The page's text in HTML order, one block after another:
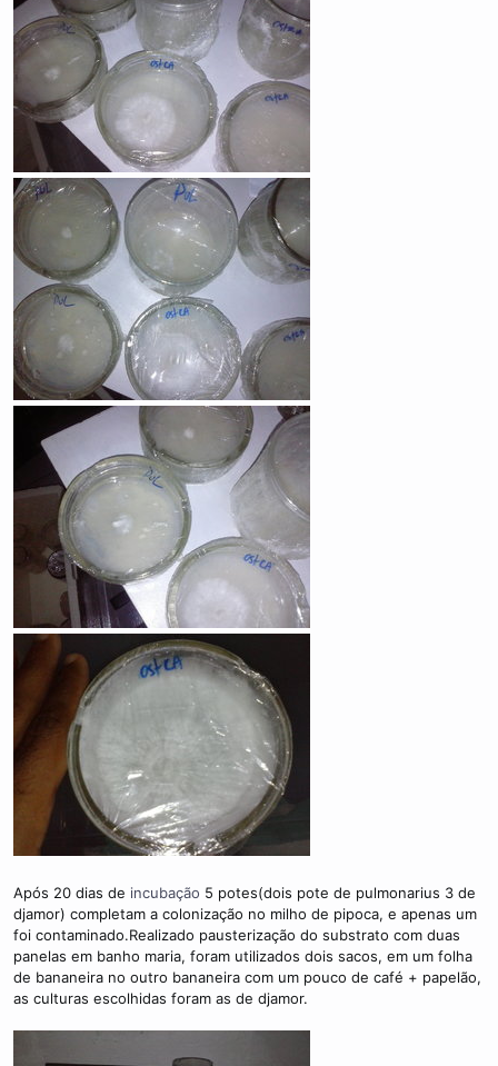
Após 20 dias de incubação 5 potes(dois pote de pulmonarius 3 de
djamor) completam a colonização no milho de pipoca, e apenas um
foi contaminado.Realizado pausterização do substrato com duas
panelas em banho maria, foram utilizados dois sacos, em um folha
de bananeira no outro bananeira com um pouco de café + papelão,
as culturas escolhidas foram as de djamor.